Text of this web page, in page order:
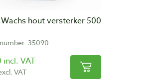
hout versterker 500
35090
incl. VAT
VAT